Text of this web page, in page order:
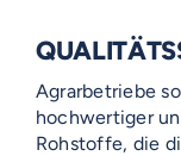
Agrarbetriebe
hochwertiger
Rohstoffe, die